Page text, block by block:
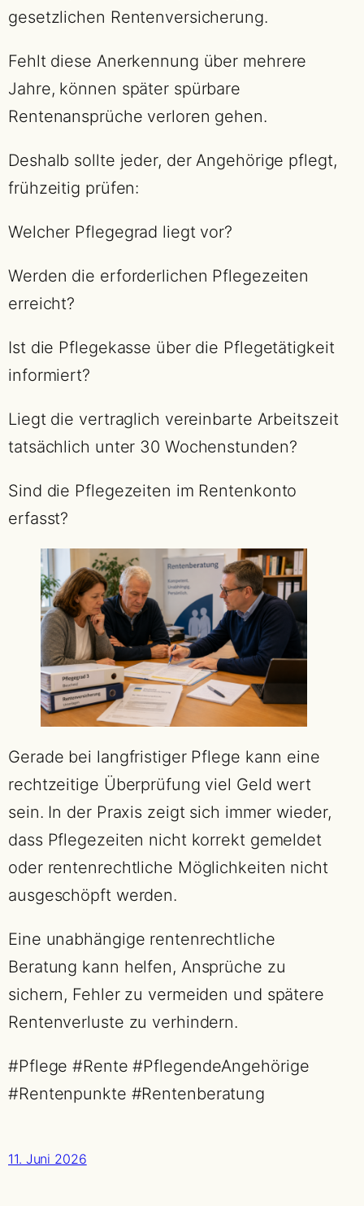
gesetzlichen Rentenversicherung.
Fehlt diese Anerkennung über mehrere
Jahre, können später spürbare
Rentenansprüche verloren gehen.
Deshalb sollte jeder, der Angehörige pflegt,
frühzeitig prüfen:
Welcher Pflegegrad liegt vor?
Werden die erforderlichen Pflegezeiten
erreicht?
Ist die Pflegekasse über die Pflegetätigkeit
informiert?
Liegt die vertraglich vereinbarte Arbeitszeit
tatsächlich unter 30 Wochenstunden?
Sind die Pflegezeiten im Rentenkonto
erfasst?
Gerade bei langfristiger Pflege kann eine
rechtzeitige Überprüfung viel Geld wert
sein. In der Praxis zeigt sich immer wieder,
dass Pflegezeiten nicht korrekt gemeldet
oder rentenrechtliche Möglichkeiten nicht
ausgeschöpft werden.
Eine unabhängige rentenrechtliche
Beratung kann helfen, Ansprüche zu
sichern, Fehler zu vermeiden und spätere
Rentenverluste zu verhindern.
#Pflege #Rente #PflegendeAngehörige
#Rentenpunkte #Rentenberatung
11. Juni 2026